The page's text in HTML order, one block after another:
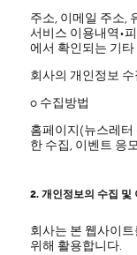
주소, 이메일 주소,
서비스 이용내역•
에서 확인되는 기타
회사의 개인정보
ο 수집방법
홈페이지(뉴스레터
한 수집, 이벤트 응
2. 개인정보의 수집 및
회사는 본 웹사이
위해 활용합니다.